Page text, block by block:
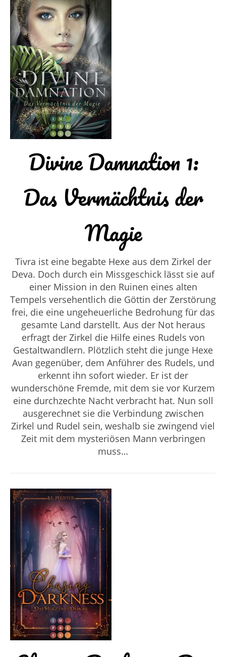
Divine Damnation 1:
Das Vermächtnis der
Magie
Tivra ist eine begabte Hexe aus dem Zirkel der
Deva. Doch durch ein Missgeschick lässt sie auf
einer Mission in den Ruinen eines alten
Tempels versehentlich die Göttin der Zerstörung
frei, die eine ungeheuerliche Bedrohung für das
gesamte Land darstellt. Aus der Not heraus
erfragt der Zirkel die Hilfe eines Rudels von
Gestaltwandlern. Plötzlich steht die junge Hexe
Avan gegenüber, dem Anführer des Rudels, und
erkennt ihn sofort wieder. Er ist der
wunderschöne Fremde, mit dem sie vor Kurzem
eine durchzechte Nacht verbracht hat. Nun soll
ausgerechnet sie die Verbindung zwischen
Zirkel und Rudel sein, weshalb sie zwingend viel
Zeit mit dem mysteriösen Mann verbringen
muss…